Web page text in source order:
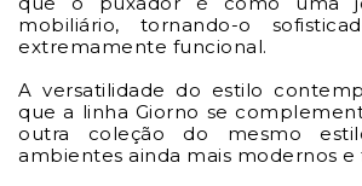
mobiliário, tornando-o
extremamente funcional.
A versatilidade do estilo
que a linha Giorno se
outra coleção do mesmo
ambientes ainda mais modernos e